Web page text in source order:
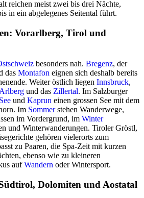
reichen meist zwei bis drei Nächte,
in ein abgelegenes Seitental führt.
Vorarlberg, Tirol und
besonders nah. Bregenz, der
das Montafon eignen sich deshalb bereits
Weiter östlich liegen Innsbruck,
und das Zillertal. Im Salzburger
und Kaprun einen grossen See mit dem
Im Sommerstehen Wanderwege,
im Vordergrund, im Winter
und Winterwanderungen. Tiroler Gröstl,
gehören vielerorts zum
zu Paaren, die Spa-Zeit mit kurzen
ebenso wie zu kleineren
aufWandern oder Wintersport.
Dolomiten und Aostatal